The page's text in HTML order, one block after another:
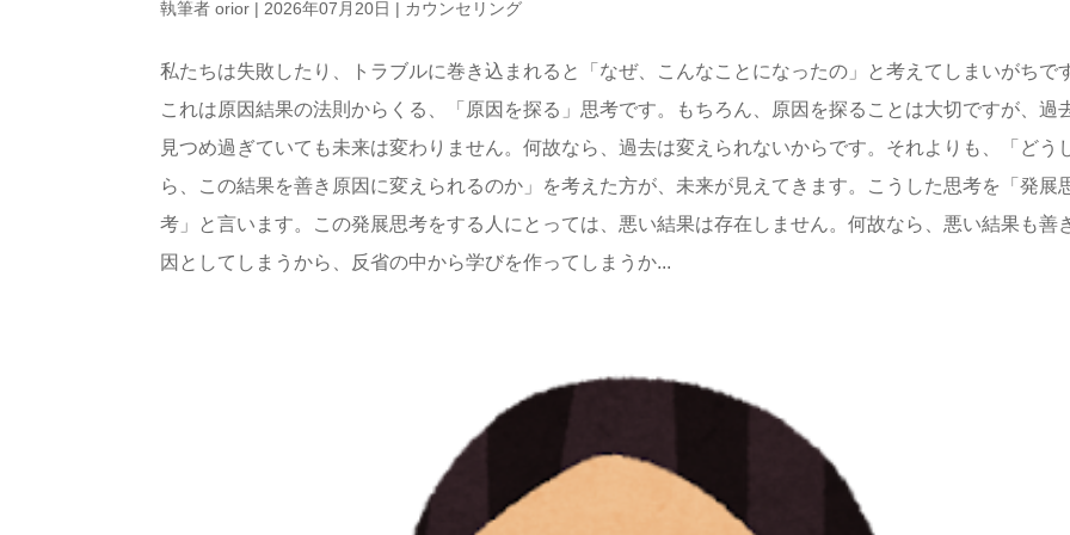
執筆者orior | 2026年07月20日 | カウンセリング
私たちは失敗したり、トラブルに巻き込まれると「なぜ、こんなことになったの」と考えてしまいがちで
これは原因結果の法則からくる、「原因を探る」思考です。もちろん、原因を探ることは大切ですが、過
見つめ過ぎていても未来は変わりません。何故なら、過去は変えられないからです。それよりも、「どう
ら、この結果を善き原因に変えられるのか」を考えた方が、未来が見えてきます。こうした思考を「発展
考」と言います。この発展思考をする人にとっては、悪い結果は存在しません。何故なら、悪い結果も善
因としてしまうから、反省の中から学びを作ってしまうか...